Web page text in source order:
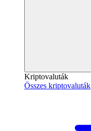
Kriptovaluták
Összes kriptovaluták